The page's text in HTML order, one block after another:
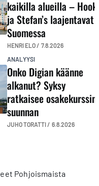
kaikilla alueilla – Hook
ja Stefan’s laajentavat
Suomessa
HENRI ELO / 7.8.2026
ANALYYSI
Onko Digian käänne
alkanut? Syksy
ratkaisee osakekurssin
suunnan
JUHO TORATTI / 6.8.2026
Pohjoismaista